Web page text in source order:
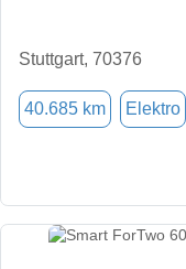
Stuttgart, 70376
40.685 km Elektro